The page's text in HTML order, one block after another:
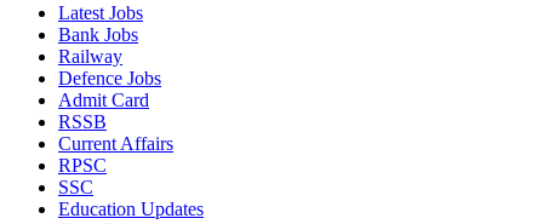
Latest Jobs
Bank Jobs
Railway
Defence Jobs
Admit Card
RSSB
Current Affairs
RPSC
SSC
Education Updates